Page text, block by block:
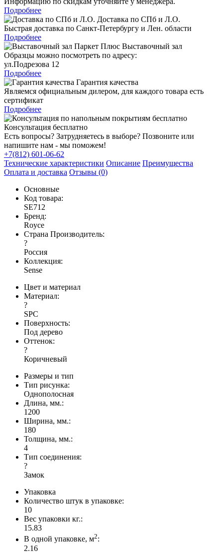
Подробнее
Доставка по СПб и Л.О.
Быстрая доставка по Санкт-Петербургу и Лен. области
Подробнее
Выставочный зал
Образцы можно посмотреть по адресу:
ул.Подрезова 12
Подробнее
Гарантия качества
Являемся официальным дилером, для каждого товара есть
сертификат
Подробнее
Консультация бесплатно
Есть вопросы? Затрудняетесь в выборе? Позвоните или
напишите нам - мы поможем!
+7(812) 601-06-62
Технические характеристики Описание Преимущества
Оплата и доставка Отзывы (0)
Основные
Код товара:
SE712
Бренд:
Royce
Страна Производитель:
?
Россия
Коллекция:
Sense
Цвет и материал
Материал:
?
SPC
Поверхность:
Под дерево
Оттенок:
?
Коричневый
Размеры и тип
Тип рисунка:
Однополосная
Длина, мм.:
1200
Ширина, мм.:
180
Толщина, мм.:
4
Тип соединения:
?
Замок
Упаковка
Количество штук в упаковке:
10
Вес упаковки кг.:
15.83
В одной упаковке, м2:
2.16